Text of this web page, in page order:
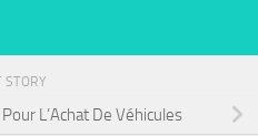
STORY
L’Achat De Véhicules